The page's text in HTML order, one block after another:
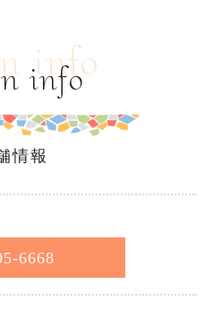
info
info
情報
6668